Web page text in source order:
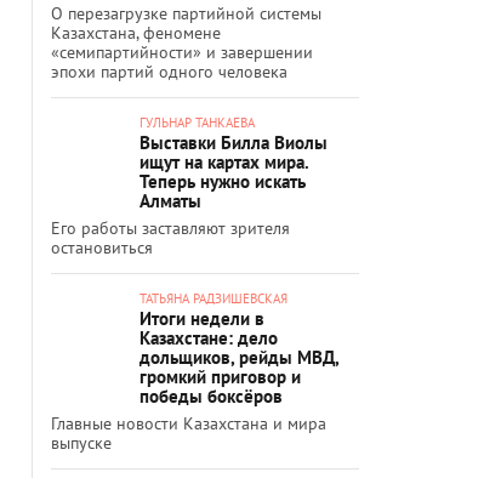
О перезагрузке партийной системы
Казахстана, феномене
«семипартийности» и завершении
эпохи партий одного человека
ГУЛЬНАР ТАНКАЕВА
Выставки Билла Виолы
ищут на картах мира.
Теперь нужно искать
Алматы
Его работы заставляют зрителя
остановиться
ТАТЬЯНА РАДЗИШЕВСКАЯ
Итоги недели в
Казахстане: дело
дольщиков, рейды МВД,
громкий приговор и
победы боксёров
Главные новости Казахстана и мира
выпуске